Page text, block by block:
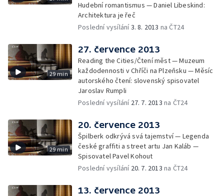
Hudební romantismus — Daniel Libeskind:
Architektura je řeč
Poslední vysílání3. 8. 2013 na ČT24
29 min
27. července 2013
Reading the Cities/Čtení měst — Muzeum
každodennosti v Chříči na Plzeňsku — Měsíc
autorského čtení: slovenský spisovatel
Jaroslav Rumpli
Poslední vysílání 27. 7. 2013 na ČT24
29 min
20. července 2013
Špilberk odkrývá svá tajemství — Legenda
české graffiti a street artu Jan Kaláb —
Spisovatel Pavel Kohout
Poslední vysílání 20. 7. 2013 na ČT24
13. července 2013